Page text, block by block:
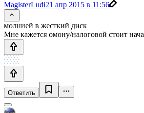
MagisterLudi21 апр 2015 в 11:56
молнией в жесткий диск
Мне кажется омону/налоговой стоит
Ответить